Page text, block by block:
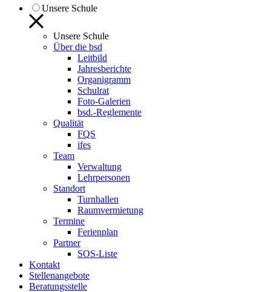
Unsere Schule
Unsere Schule
Über die bsd
Leitbild
Jahresberichte
Organigramm
Schulrat
Foto-Galerien
bsd.-Reglemente
Qualität
FQS
ifes
Team
Verwaltung
Lehrpersonen
Standort
Turnhallen
Raumvermietung
Termine
Ferienplan
Partner
SOS-Liste
Kontakt
Stellenangebote
Beratungsstelle